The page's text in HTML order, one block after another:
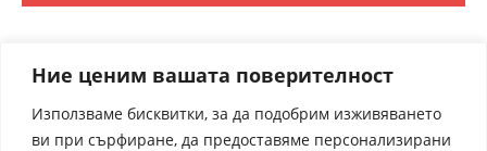
Ние ценим вашата поверителност
Използваме бисквитки, за да подобрим изживяването
ви при сърфиране, да предоставяме персонализирани